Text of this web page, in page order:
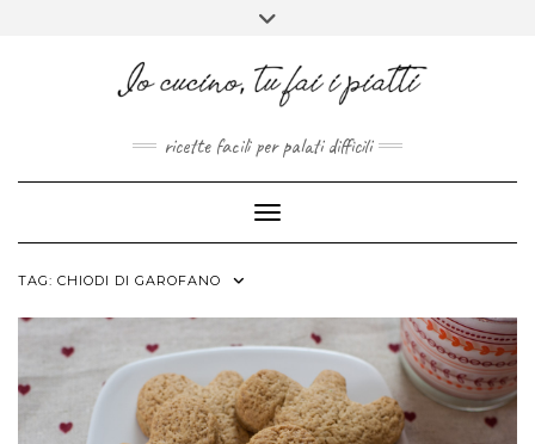
FACEBOOK
PINTEREST
INSTAGRAM
ricette facili per palati difficili
Toggle Navigation
TAG: CHIODI DI GAROFANO